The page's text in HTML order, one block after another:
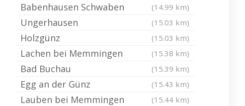
Babenhausen Schwaben (14.99 km)
Ungerhausen (15.03 km)
Holzgünz (15.03 km)
Lachen bei Memmingen (15.38 km)
Bad Buchau (15.39 km)
Egg an der Günz (15.43 km)
Lauben bei Memmingen (15.44 km)